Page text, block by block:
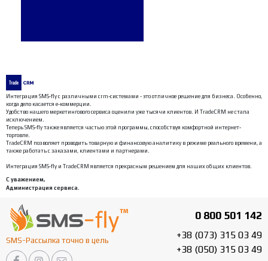
SMS-Рассылка точно в цель
0 800 501 142
+38 (073) 315 03 49
+38 (050) 315 03 49